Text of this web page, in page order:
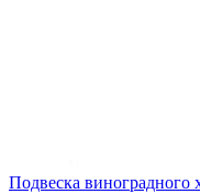
Подвеска виноградного